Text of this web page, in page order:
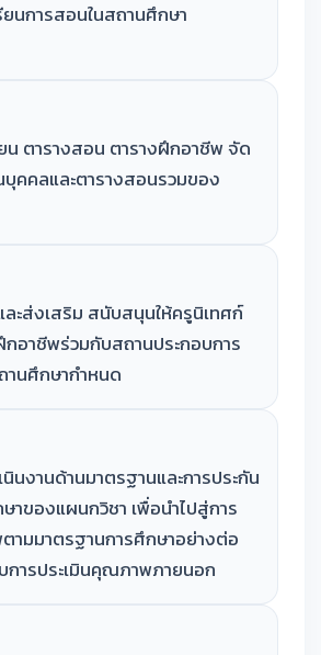
ยนการสอนในสถานศึกษา
น ตารางสอน ตารางฝึกอาชีพ จัด
คคลและตารางสอนรวมของ
ะส่งเสริม สนับสนุนให้ครูนิเทศก์
อาชีพร่วมกับสถานประกอบการ
นศึกษากำหนด
นินงานด้านมาตรฐานและการประกัน
ของแผนกวิชา เพื่อนำไปสู่การ
มมาตรฐานการศึกษาอย่างต่อ
การประเมินคุณภาพภายนอก